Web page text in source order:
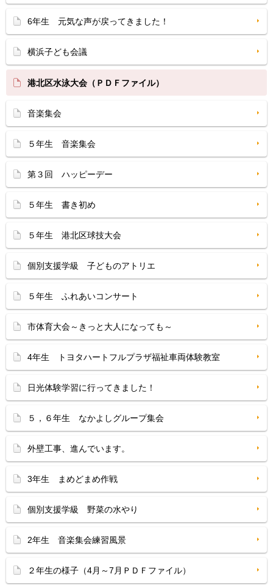
6年生 元気な声が戻ってきました！
横浜子ども会議
港北区水泳大会（ＰＤＦファイル）
音楽集会
５年生 音楽集会
第３回 ハッピーデー
５年生 書き初め
５年生 港北区球技大会
個別支援学級 子どものアトリエ
５年生 ふれあいコンサート
市体育大会～きっと大人になっても～
4年生 トヨタハートフルプラザ福祉車両体験教室
日光体験学習に行ってきました！
５，６年生 なかよしグループ集会
外壁工事、進んでいます。
3年生 まめどまめ作戦
個別支援学級 野菜の水やり
2年生 音楽集会練習風景
２年生の様子（4月～7月ＰＤＦファイル）